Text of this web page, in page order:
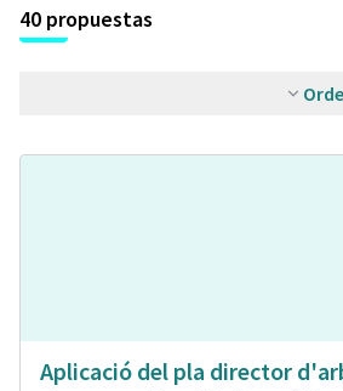
40 propuestas
Aplicació del pla director